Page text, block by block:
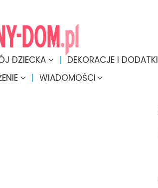
DZIECKA DEKORACJE I DODATKI
WIADOMOŚCI